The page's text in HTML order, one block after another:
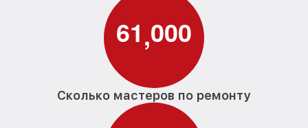
61,000
Сколько мастеров по ремонту